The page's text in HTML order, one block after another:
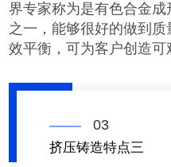
界专家称为是有色合金
之一，能够很好的做到
效平衡，可为客户创造可
03
挤压铸造特点三